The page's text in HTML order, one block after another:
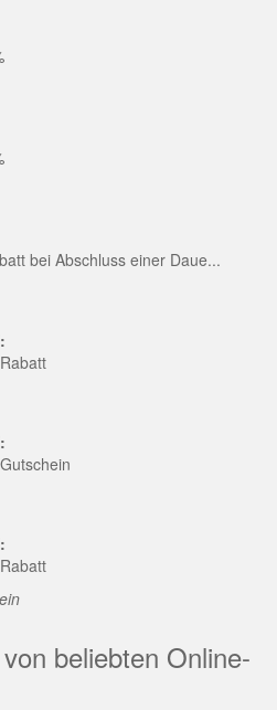
bei Abschluss einer Daue...
beliebten Online-